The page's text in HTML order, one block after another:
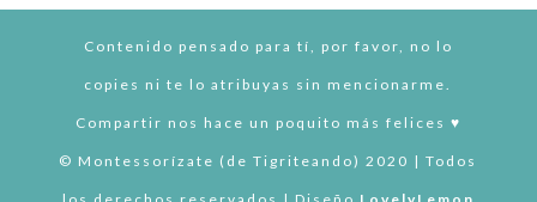
Contenido pensado para tí, por favor, no lo
copies ni te lo atribuyas sin mencionarme.
Compartir nos hace un poquito más felices ♥︎
© Montessorízate (de Tigriteando) 2020 | Todos